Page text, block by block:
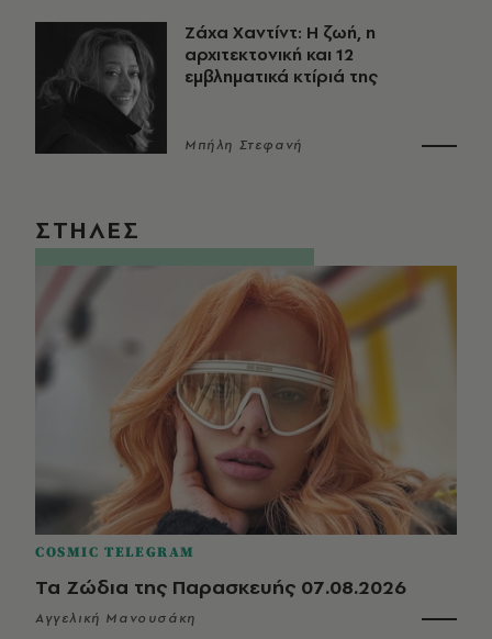
Ζάχα Χαντίντ: Η ζωή, η
αρχιτεκτονική και 12
εμβληματικά κτίριά της
Μπήλη Στεφανή
ΣΤΗΛΕΣ
COSMIC TELEGRAM
Τα Ζώδια της Παρασκευής 07.08.2026
Αγγελική Μανουσάκη